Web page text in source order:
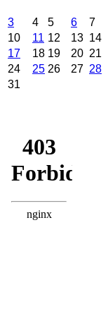
3
4 5 6 7
10
11 12 13 14
17
18 19 20 21
24
25 26 27 28
31